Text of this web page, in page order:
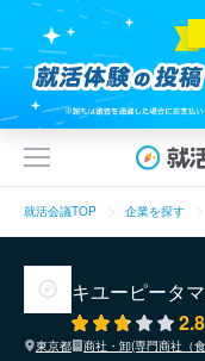
就活会議TOP 企業を探す
キユーピータ
2.8
東京都
商社・卸(専門商社（